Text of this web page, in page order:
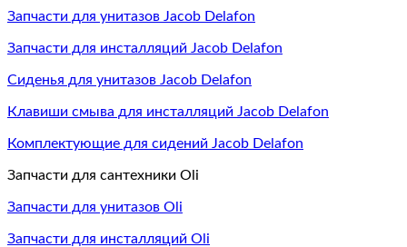
Запчасти для унитазов Jacob Delafon
Запчасти для инсталляций Jacob Delafon
Сиденья для унитазов Jacob Delafon
Клавиши смыва для инсталляций Jacob Delafon
Комплектующие для сидений Jacob Delafon
Запчасти для сантехники Oli
Запчасти для унитазов Oli
Запчасти для инсталляций Oli